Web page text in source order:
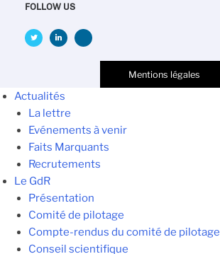
FOLLOW US
Mentions légales
Actualités
La lettre
Evénements à venir
Faits Marquants
Recrutements
Le GdR
Présentation
Comité de pilotage
Compte-rendus du comité de pilotage
Conseil scientifique